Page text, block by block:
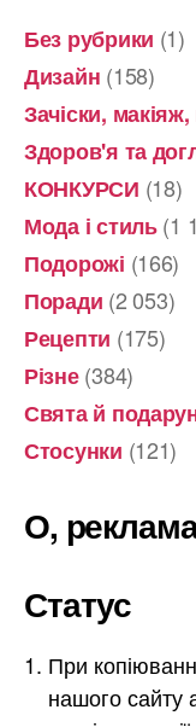
Без рубрики (1)
Дизайн (158)
Зачіски,
Здоров'я та
КОНКУРСИ (18)
Мода і стиль(1
Подорожі (166)
Поради (2 053)
Рецепти (175)
Різне(384)
Свята й
Стосунки (121)
О,
Статус
При
нашого сайту